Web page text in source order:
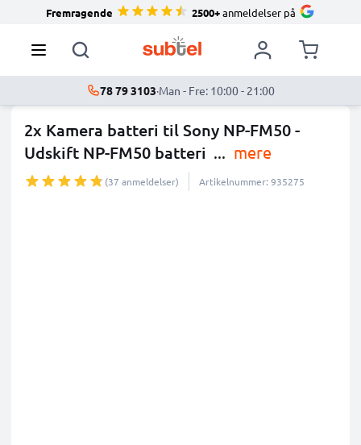
Fremragende 2500+anmeldelser på
78 79 3103·Man - Fre: 10:00 - 21:00
2x Kamera batteri til Sony NP-FM50 -
Udskift NP-FM50 batteri ... mere
(37 anmeldelser) Artikelnummer: 935275